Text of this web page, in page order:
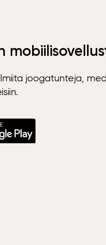
joogatunteja,